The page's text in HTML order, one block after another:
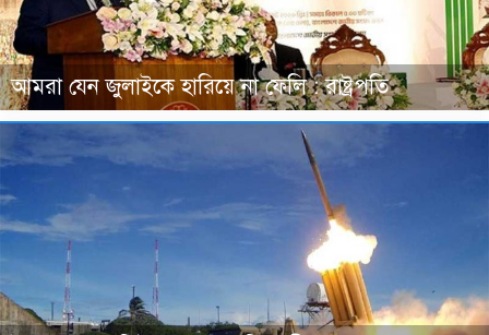
আমরা যেন জুলাইকে হারিয়ে না ফেলি : রাষ্ট্রপতি